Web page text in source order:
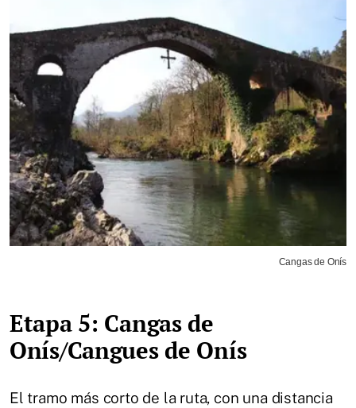
Cangas de Onís
Etapa 5: Cangas de
Onís/Cangues de Onís
El tramo más corto de la ruta, con una distancia